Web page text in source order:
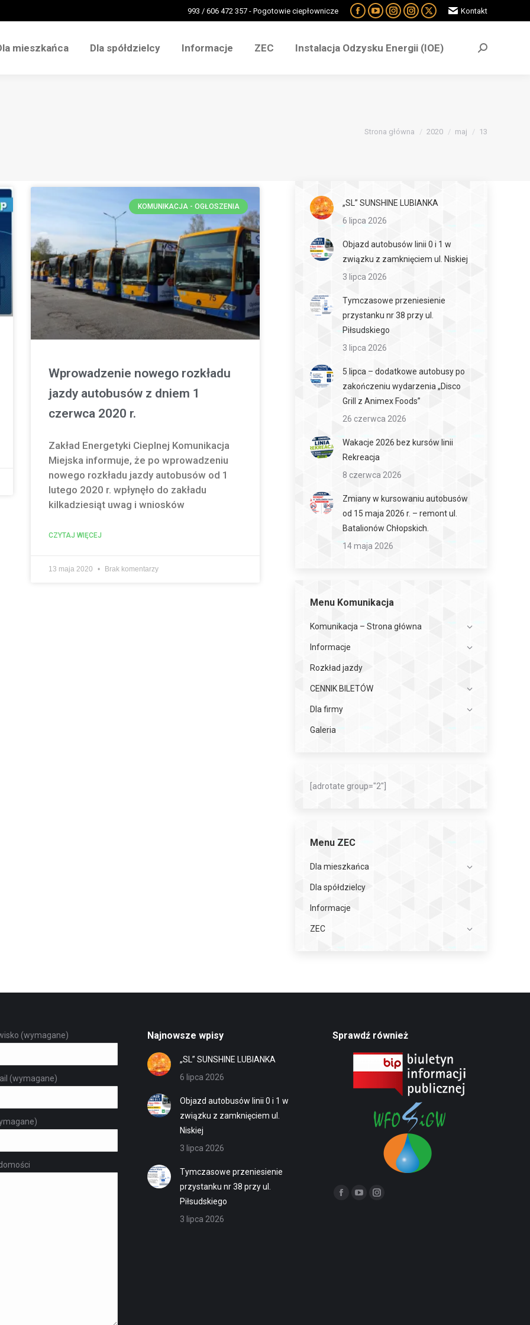
993 / 606 472 357 - Pogotowie ciepłownicze Kontakt
mieszkańca Dla spółdzielcy Informacje ZEC Instalacja Odzysku Energii (IOE)
Jesteś tutaj:
Strona główna 2020 maj 13
KOMUNIKACJA - OGŁOSZENIA
Wprowadzenie nowego rozkładu
jazdy autobusów z dniem 1
czerwca 2020 r.
Zakład Energetyki Cieplnej Komunikacja
Miejska informuje, że po wprowadzeniu
nowego rozkładu jazdy autobusów od 1
lutego 2020 r. wpłynęło do zakładu
kilkadziesiąt uwag i wniosków
CZYTAJ WIĘCEJ
13 maja 2020 Brak komentarzy
„SL” SUNSHINE LUBIANKA
6 lipca 2026
Objazd autobusów linii 0 i 1 w
związku z zamknięciem ul. Niskiej
3 lipca 2026
Tymczasowe przeniesienie
przystanku nr 38 przy ul.
Piłsudskiego
3 lipca 2026
5 lipca – dodatkowe autobusy po
zakończeniu wydarzenia „Disco
Grill z Animex Foods”
26 czerwca 2026
Wakacje 2026 bez kursów linii
Rekreacja
8 czerwca 2026
Zmiany w kursowaniu autobusów
od 15 maja 2026 r. – remont ul.
Batalionów Chłopskich.
14 maja 2026
Menu Komunikacja
Komunikacja – Strona główna
Informacje
Rozkład jazdy
CENNIK BILETÓW
Dla firmy
Galeria
[adrotate group="2"]
Menu ZEC
Dla mieszkańca
Dla spółdzielcy
Informacje
ZEC
(wymagane)
(wymagane)
Najnowsze wpisy
„SL” SUNSHINE LUBIANKA
6 lipca 2026
Objazd autobusów linii 0 i 1 w
związku z zamknięciem ul.
Niskiej
3 lipca 2026
Tymczasowe przeniesienie
przystanku nr 38 przy ul.
Piłsudskiego
3 lipca 2026
Sprawdź również
Znajdź nas na: